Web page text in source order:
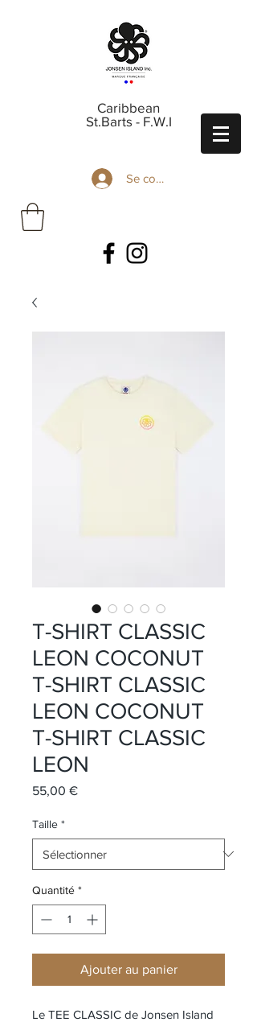
Caribbean
St.Barts - F.W.I
Se connecter
T-SHIRT CLASSIC
LEON COCONUT
T-SHIRT CLASSIC
LEON COCONUT
T-SHIRT CLASSIC
LEON
55,00 €Prix
Taille *
Quantité *
Ajouter au panier
Le TEE CLASSIC de Jonsen Island